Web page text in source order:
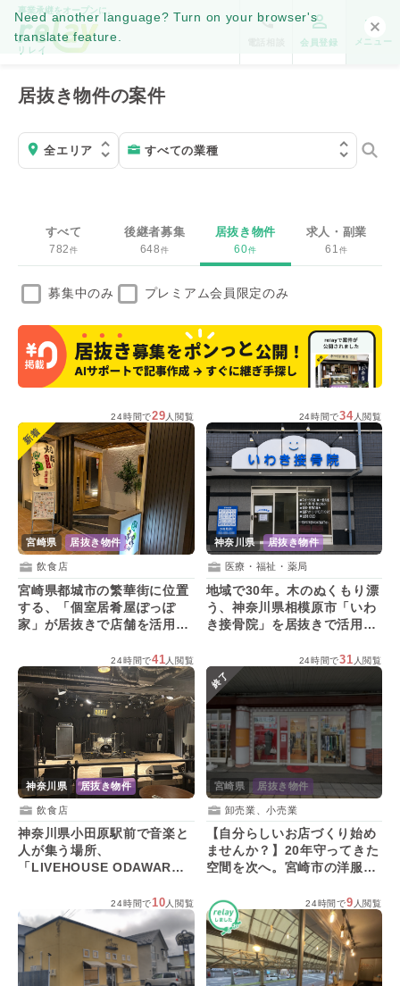
Need another language? Turn on your browser's
translate feature.
事業承継をオープンに。
会員登録 メニュー
居抜き物件の案件
すべて
782 件
後継者募集
648 件
居抜き物件
60件
求人・副業
61 件
募集中のみ プレミアム会員限定のみ
24時間で29 人閲覧
新着
宮崎県 居抜き物件
飲食店
宮崎県都城市の繁華街に位置
する、「個室居肴屋ぽっぽ
家」が居抜きで店舗を活用し
24時間で34人閲覧
神奈川県 居抜き物件
医療・福祉・薬局
地域で30年。木のぬくもり漂
う、神奈川県相模原市「いわ
き接骨院」を居抜きで活用す
24時間で41 人閲覧
神奈川県 居抜き物件
飲食店
神奈川県小田原駅前で音楽と
人が集う場所、
「LIVEHOUSE ODAWARA
24時間で31 人閲覧
終了
宮崎県 居抜き物件
卸売業、小売業
【自分らしいお店づくり始め
ませんか？】20年守ってきた
空間を次へ。宮崎市の洋服店
継ぐ方を募集！
24時間で10人閲覧 24時間で9 人閲覧